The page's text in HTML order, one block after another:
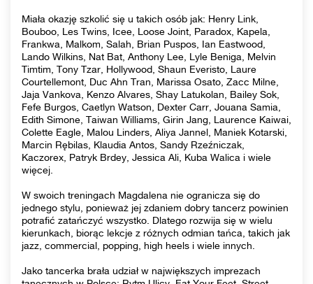
Miała okazję szkolić się u takich osób jak: Henry Link,
Bouboo, Les Twins, Icee, Loose Joint, Paradox, Kapela,
Frankwa, Malkom, Salah, Brian Puspos, Ian Eastwood,
Lando Wilkins, Nat Bat, Anthony Lee, Lyle Beniga, Melvin
Timtim, Tony Tzar, Hollywood, Shaun Everisto, Laure
Courtellemont, Duc Ahn Tran, Marissa Osato, Zacc Milne,
Jaja Vankova, Kenzo Alvares, Shay Latukolan, Bailey Sok,
Fefe Burgos, Caetlyn Watson, Dexter Carr, Jouana Samia,
Edith Simone, Taiwan Williams, Girin Jang, Laurence Kaiwai,
Colette Eagle, Malou Linders, Aliya Jannel, Maniek Kotarski,
Marcin Rębilas, Klaudia Antos, Sandy Rzeźniczak,
Kaczorex, Patryk Brdey, Jessica Ali, Kuba Walica i wiele
więcej.
W swoich treningach Magdalena nie ogranicza się do
jednego stylu, ponieważ jej zdaniem dobry tancerz powinien
potrafić zatańczyć wszystko. Dlatego rozwija się w wielu
kierunkach, biorąc lekcje z różnych odmian tańca, takich jak
jazz, commercial, popping, high heels i wiele innych.
Jako tancerka brała udział w największych imprezach